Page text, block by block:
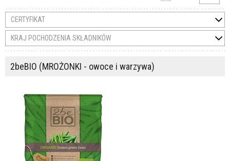
CERTYFIKAT
KRAJ POCHODZENIA SKŁADNIKÓW
2beBIO (MROŻONKI - owoce i warzywa)